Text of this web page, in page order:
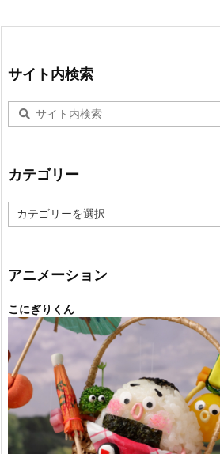
サイト内検索
カテゴリー
テ
ー
アニメーション
こにぎりくん